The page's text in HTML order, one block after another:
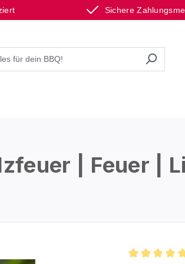
Sichere
| Feuer |